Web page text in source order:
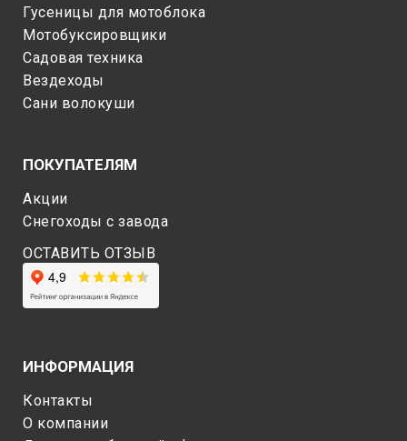
Гусеницы для мотоблока
Мотобуксировщики
Садовая техника
Вездеходы
Сани волокуши
ПОКУПАТЕЛЯМ
Акции
Снегоходы c завода
ОСТАВИТЬ ОТЗЫВ
ИНФОРМАЦИЯ
Контакты
О компании